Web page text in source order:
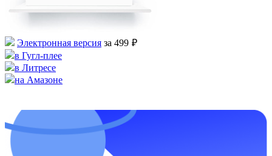
Электронная версия за 499 ₽
в Гугл-плее
в Литресе
на Амазоне